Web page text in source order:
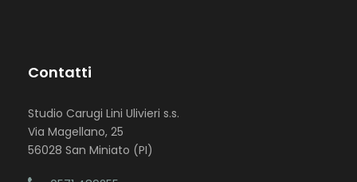
Contatti
Studio Carugi Lini Ulivieri s.s.
Via Magellano, 25
56028 San Miniato (PI)